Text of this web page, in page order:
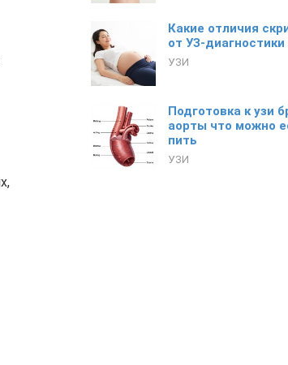
Какие отличия
от УЗ-диагностики
УЗИ
Подготовка к узи
аорты что можно
пить
УЗИ